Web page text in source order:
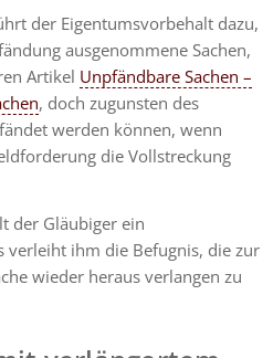
der Eigentumsvorbehalt dazu,
ausgenommene Sachen,
Artikel Unpfändbare Sachen –
, doch zugunsten des
werden können, wenn
die Vollstreckung
der Gläubiger ein
verleiht ihm die Befugnis, die zur
wieder heraus verlangen zu